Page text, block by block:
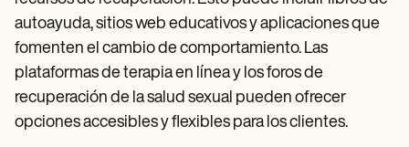
autoayuda, sitios web educativos y aplicaciones que
fomenten el cambio de comportamiento. Las
plataformas de terapia en línea y los foros de
recuperación de la salud sexual pueden ofrecer
opciones accesibles y flexibles para los clientes.